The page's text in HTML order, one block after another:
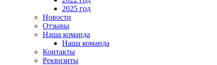
2025 год
Новости
Отзывы
Наша команда
Наша команда
Контакты
Реквизиты